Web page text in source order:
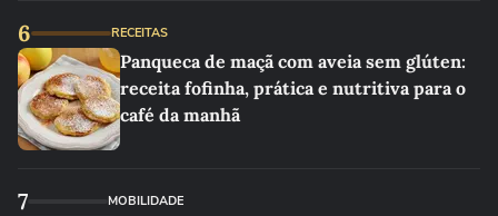
6 RECEITAS
Panqueca de maçã com aveia sem glúten:
receita fofinha, prática e nutritiva para o
café da manhã
7 MOBILIDADE